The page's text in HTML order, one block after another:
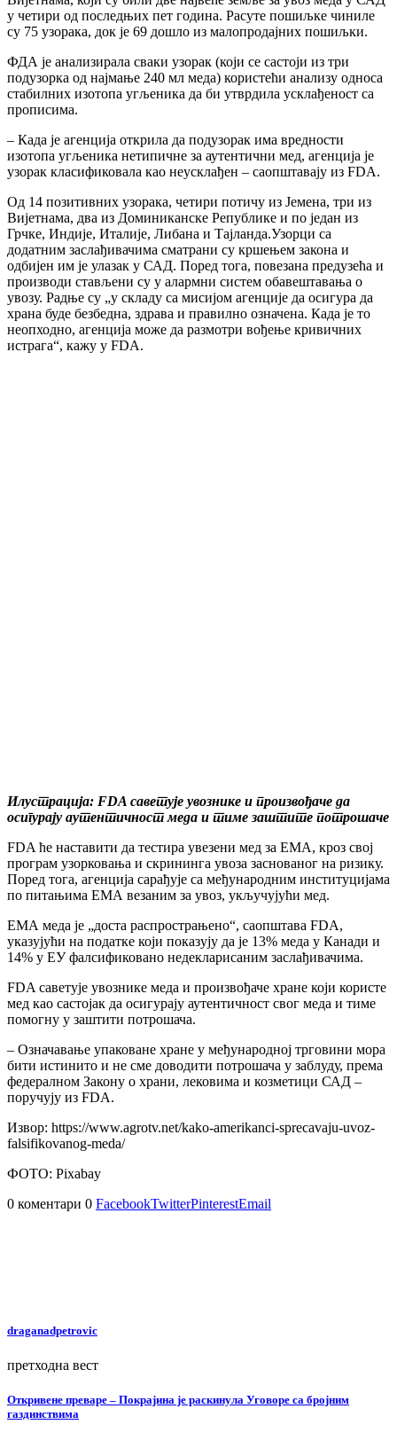
у четири од последњих пет година. Расуте пошиљке чиниле
су 75 узорака, док је 69 дошло из малопродајних пошиљки.
ФДА је анализирала сваки узорак (који се састоји из три
подузорка од најмање 240 мл меда) користећи анализу односа
стабилних изотопа угљеника да би утврдила усклађеност са
прописима.
– Када је агенција открила да подузорак има вредности
изотопа угљеника нетипичне за аутентични мед, агенција је
узорак класификовала као неусклађен – саопштавају из FDA.
Од 14 позитивних узорака, четири потичу из Јемена, три из
Вијетнама, два из Доминиканске Републике и по један из
Грчке, Индије, Италије, Либана и Тајланда.Узорци са
додатним заслађивачима сматрани су кршењем закона и
одбијен им је улазак у САД. Поред тога, повезана предузећа и
производи стављени су у алармни систем обавештавања о
увозу. Радње су „у складу са мисијом агенције да осигура да
храна буде безбедна, здрава и правилно означена. Када је то
неопходно, агенција може да размотри вођење кривичних
истрага“, кажу у FDA.
Илустрација: FDA саветује увознике и произвођаче да
осигурају аутентичност меда и тиме заштите потрошаче
FDA ће наставити да тестира увезени мед за ЕМА, кроз свој
програм узорковања и скрининга увоза заснованог на ризику.
Поред тога, агенција сарађује са међународним институцијама
по питањима ЕМА везаним за увоз, укључујући мед.
ЕМА меда је „доста распрострањено“, саопштава FDA,
указујући на податке који показују да је 13% меда у Канади и
14% у ЕУ фалсификовано недекларисаним заслађивачима.
FDA саветује увознике меда и произвођаче хране који користе
мед као састојак да осигурају аутентичност свог меда и тиме
помогну у заштити потрошача.
– Означавање упаковане хране у међународној трговини мора
бити истинито и не сме доводити потрошача у заблуду, према
федералном Закону о храни, лековима и козметици САД –
поручују из FDA.
Извор: https://www.agrotv.net/kako-amerikanci-sprecavaju-uvoz-
falsifikovanog-meda/
ФОТО: Pixabay
0 коментари 0 FacebookTwitterPinterestEmail
draganadpetrovic
претходна вест
Откривене преваре – Покрајина је раскинула Уговоре са бројним
газдинствима